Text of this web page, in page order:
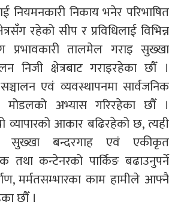
नियमनकारी निकाय भनेर परिभाषित
रहेको सीप र प्रविधिलाई विभिन्न
प्रभावकारी तालमेल गराइ सुख्खा
निजी क्षेत्रबाट गराइरहेका छौँ ।
एवं व्यवस्थापनमा सार्वजनिक
मोडलको अभ्यास गरिरहेका छौँ ।
व्यापारको आकार बढिरहेको छ, त्यही
सुख्खा बन्दरगाह एवं एकीकृत
तथा कन्टेनरको पार्किङ बढाउनुपर्ने
मर्मतसम्भारका काम हामीले आफ्नै
छौँ ।